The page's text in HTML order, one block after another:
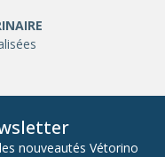
nouveautés Vétorino